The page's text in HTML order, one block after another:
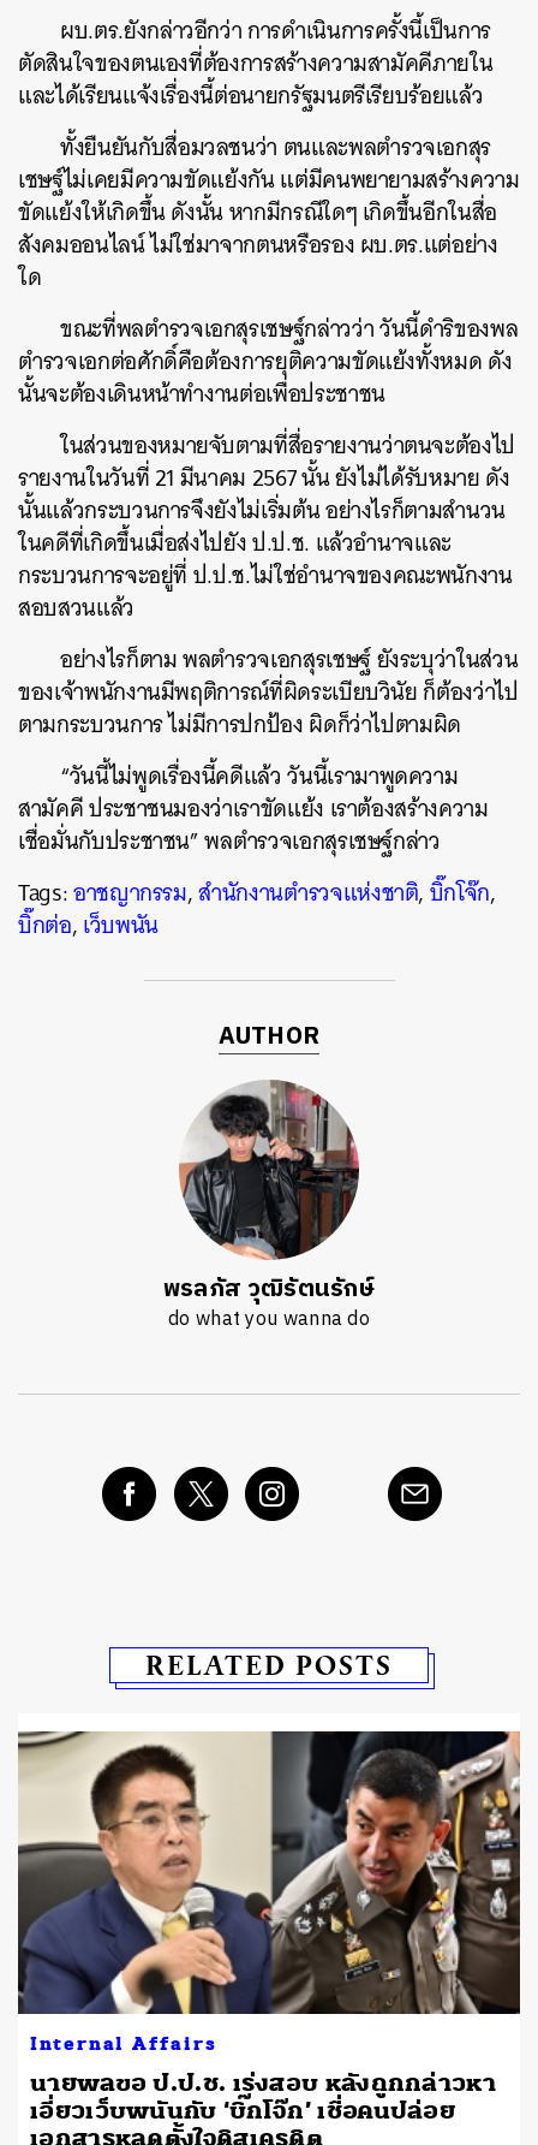
ผบ.ตร.ยังกล่าวอีกว่า การดำเนินการครั้งนี้เป็นการ
ตัดสินใจของตนเองที่ต้องการสร้างความสามัคคีภายใน
และได้เรียนแจ้งเรื่องนี้ต่อนายกรัฐมนตรีเรียบร้อยแล้ว
ทั้งยืนยันกับสื่อมวลชนว่า ตนและพลตำรวจเอกสุร
เชษฐ์ไม่เคยมีความขัดแย้งกัน แต่มีคนพยายามสร้างความ
ขัดแย้งให้เกิดขึ้น ดังนั้น หากมีกรณีใดๆ เกิดขึ้นอีกในสื่อ
สังคมออนไลน์ ไม่ใช่มาจากตนหรือรอง ผบ.ตร.แต่อย่าง
ใด
ขณะที่พลตำรวจเอกสุรเชษฐ์กล่าวว่า วันนี้ดำริของพล
ตำรวจเอกต่อศักดิ์คือต้องการยุติความขัดแย้งทั้งหมด ดัง
นั้นจะต้องเดินหน้าทำงานต่อเพื่อประชาชน
ในส่วนของหมายจับตามที่สื่อรายงานว่าตนจะต้องไป
รายงานในวันที่ 21 มีนาคม 2567 นั้น ยังไม่ได้รับหมาย ดัง
นั้นแล้วกระบวนการจึงยังไม่เริ่มต้น อย่างไรก็ตามสำนวน
ในคดีที่เกิดขึ้นเมื่อส่งไปยัง ป.ป.ช. แล้วอำนาจและ
กระบวนการจะอยู่ที่ ป.ป.ช.ไม่ใช่อำนาจของคณะพนักงาน
สอบสวนแล้ว
อย่างไรก็ตาม พลตำรวจเอกสุรเชษฐ์ ยังระบุว่าในส่วน
ของเจ้าพนักงานมีพฤติการณ์ที่ผิดระเบียบวินัย ก็ต้องว่าไป
ตามกระบวนการ ไม่มีการปกป้อง ผิดก็ว่าไปตามผิด
“วันนี้ไม่พูดเรื่องนี้คดีแล้ว วันนี้เรามาพูดความ
สามัคคี ประชาชนมองว่าเราขัดแย้ง เราต้องสร้างความ
เชื่อมั่นกับประชาชน” พลตำรวจเอกสุรเชษฐ์กล่าว
Tags:อาชญากรรม,สำนักงานตำรวจแห่งชาติ,บิ๊กโจ๊ก,
บิ๊กต่อ,เว็บพนัน
AUTHOR
พรลภัส วุฒิรัตนรักษ์
do what you wanna do
RELATED POSTS
Internal Affairs
นายพลขอ ป.ป.ช. เร่งสอบ หลังถูกกล่าวหา
เอี่ยวเว็บพนันกับ ‘บิ๊กโจ๊ก’ เชื่อคนปล่อย
เอกสารหลุดตั้งใจดิสเครดิต
SHARE TWEET LINE EMAIL